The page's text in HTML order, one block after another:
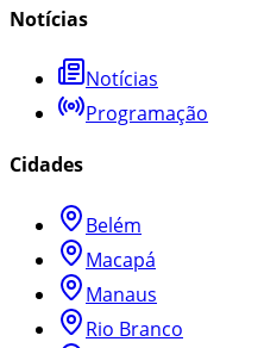
Notícias
Notícias
Programação
Cidades
Belém
Macapá
Manaus
Rio Branco